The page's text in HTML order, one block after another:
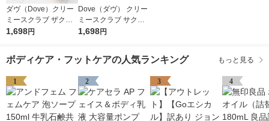
ダヴ（Dove）クリー
ミースクラブ ザクロ
＆シアバター 298g ユ
1,698円
Dove（ダヴ） クリー
ミースクラブ サクラ
＆ムスク 298g ユニリ
1,698円
ボディケア・フットケアの人気ランキング もっと見る
1 2 3 4